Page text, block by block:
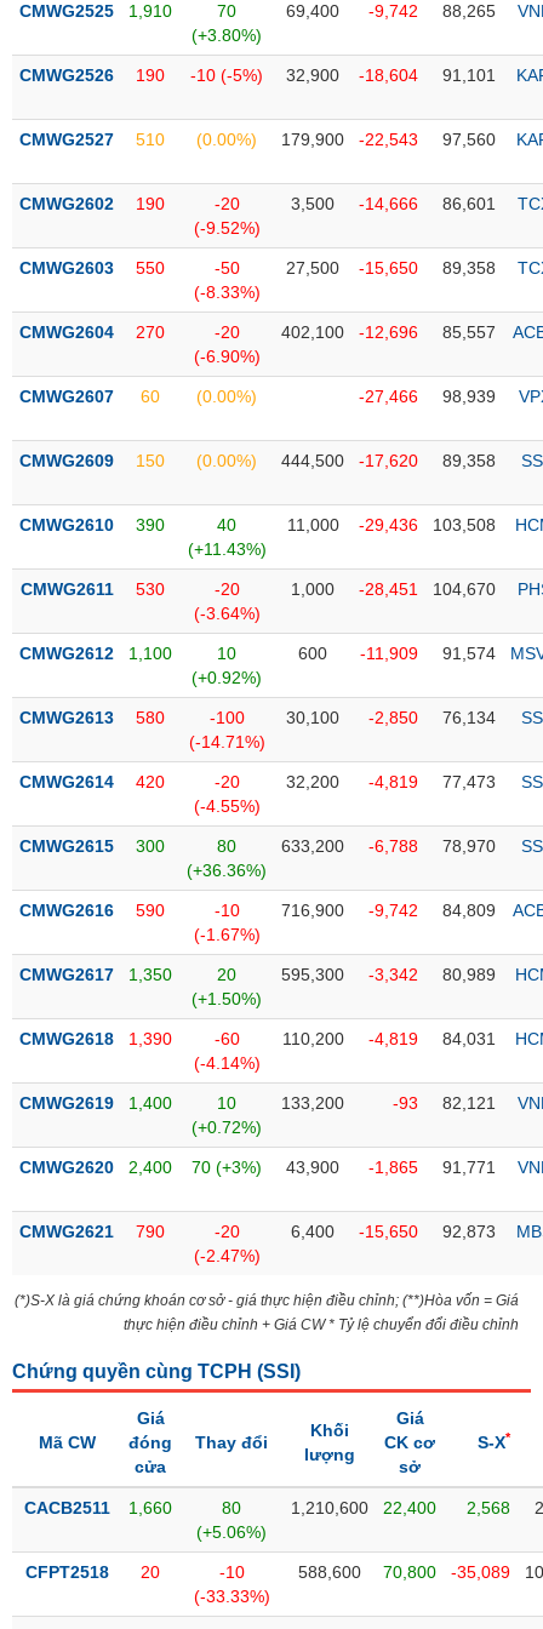
thái
phiếu
mô
thị
Niêm
Niêm
mới
yết
sung
niêm
yết
Theo
dõi
biệt
được
quỹ
mục
ETF
Cổ
chi
tiết
Tổng
quan
Giao
dịch
Tài
chính
tích
Hồ
doanh
Tin
CMWG2525 1,910
70
(+3.80%)
69,400 -9,742 88,265
CMWG2526 190 -10 (-5%) 32,900 -18,604 91,101
CMWG2527 510 (0.00%) 179,900 -22,543 97,560
CMWG2602 190
-20
(-9.52%)
3,500 -14,666 86,601
CMWG2603 550
-50
(-8.33%)
27,500 -15,650 89,358
CMWG2604 270
-20
(-6.90%)
402,100 -12,696 85,557
CMWG2607 60 (0.00%) -27,466 98,939
CMWG2609 150 (0.00%) 444,500 -17,620 89,358
CMWG2610 390
40
(+11.43%)
11,000 -29,436 103,508
CMWG2611 530
-20
(-3.64%)
1,000 -28,451 104,670
CMWG2612 1,100
10
(+0.92%)
600 -11,909 91,574
CMWG2613 580
-100
(-14.71%)
30,100 -2,850 76,134
CMWG2614 420
-20
(-4.55%)
32,200 -4,819 77,473
CMWG2615 300
80
(+36.36%)
633,200 -6,788 78,970
CMWG2616 590
-10
(-1.67%)
716,900 -9,742 84,809
CMWG2617 1,350
20
(+1.50%)
595,300 -3,342 80,989
CMWG2618 1,390
-60
(-4.14%)
110,200 -4,819 84,031
CMWG2619 1,400
10
(+0.72%)
133,200 -93 82,121
CMWG2620 2,400 70 (+3%) 43,900 -1,865 91,771
CMWG2621 790
-20
(-2.47%)
6,400 -15,650 92,873
(*)S-X là giá chứng khoán cơ sở - giá thực hiện điều chỉnh; (**)Hòa vốn = Giá
thực hiện điều chỉnh + Giá CW * Tỷ lệ chuyển đổi điều chỉnh
Chứng quyền cùng TCPH (SSI )
Mã CW
Giá
đóng
cửa
Thay đổi
Khối
lượng
Giá
CK cơ
sở
S-X*
CACB2511 1,660
80
(+5.06%)
1,210,600 22,400 2,568
CFPT2518 20
-10
(-33.33%)
588,600 70,800 -35,089
NGÀNH
DOANH
NGHIỆP
PHIẾU
PHÁI
TRÁI
CÔNG
ĐẦU
TƯ
DỮ
MỚI
Ngành
(-)
VS-
VẬT
CÔNG